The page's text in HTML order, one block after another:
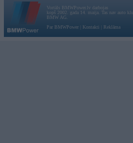
Vortāls BMWPower.lv darbojas
kopš 2002. gada 14. maija. Tas nav auto
BMW AG.
Par BMWPower
Kontakti Reklāma